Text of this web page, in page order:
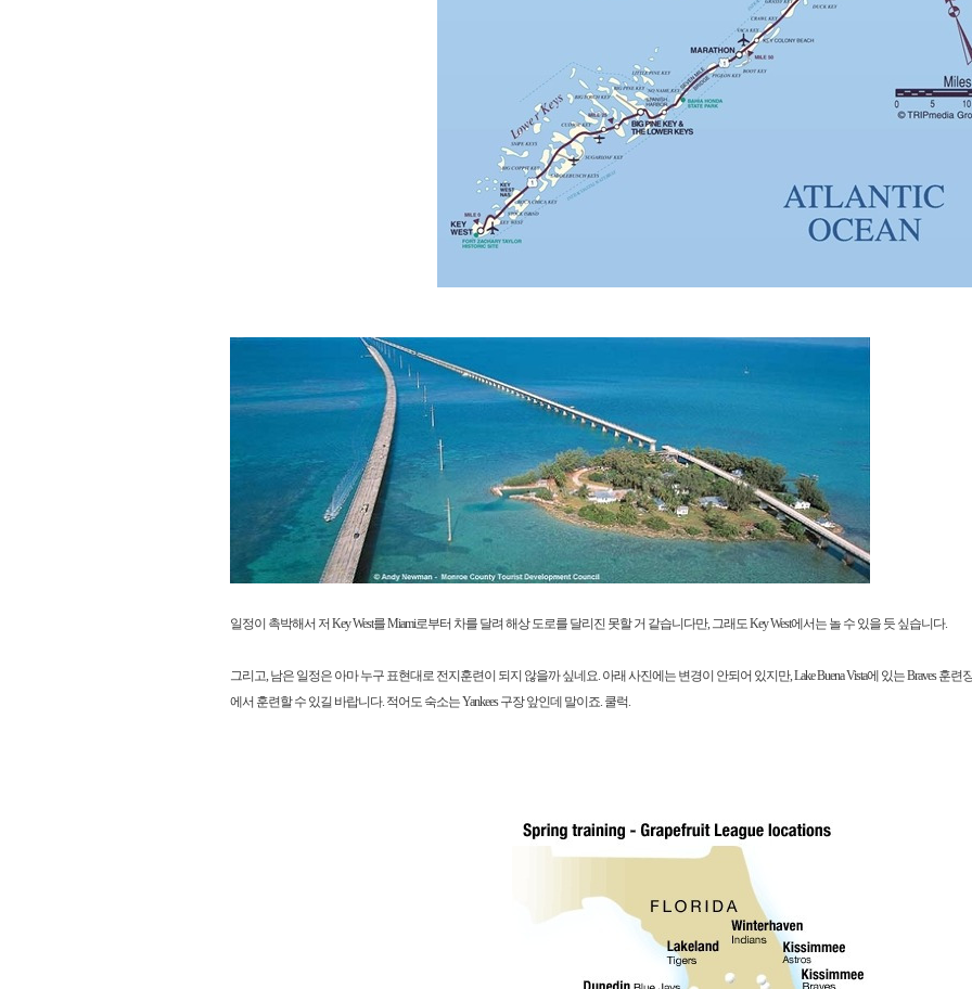
일정이 촉박해서 저 Key West를 Miami로부터 차를 달려 해상 도로를 달리진 못할 거 같습니다만, 그래도 Key West에서는 놀 수 있을 듯 싶습니다.
그리고, 남은 일정은 아마 누구 표현대로 전지훈련이 되지 않을까 싶네요. 아래 사진에는 변경이 안되어 있지만, Lake Buena Vista에 있는 Braves 훈
에서 훈련할 수 있길 바랍니다. 적어도 숙소는 Yankees 구장 앞인데 말이죠. 쿨럭.